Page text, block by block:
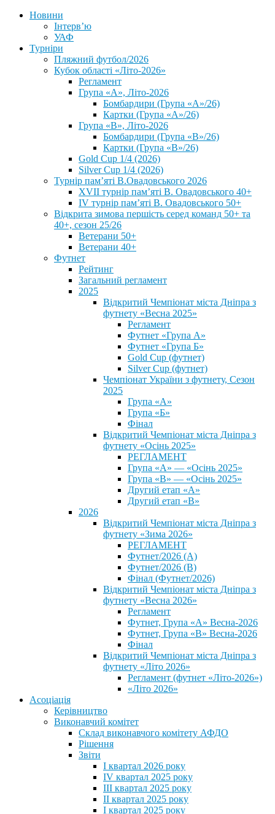
Новини
Інтерв’ю
УАФ
Турніри
Пляжний футбол/2026
Кубок області «Літо-2026»
Регламент
Група «А», Літо-2026
Бомбардири (Група «А»/26)
Картки (Група «А»/26)
Група «В», Літо-2026
Бомбардири (Група «В»/26)
Картки (Група «В»/26)
Gold Cup 1/4 (2026)
Silver Cup 1/4 (2026)
Турнір пам’яті В.Овадовського 2026
XVII турнір пам’яті В. Овадовського 40+
IV турнір пам’яті В. Овадовського 50+
Відкрита зимова першість серед команд 50+ та
40+, сезон 25/26
Ветерани 50+
Ветерани 40+
Футнет
Рейтинг
Загальний регламент
2025
Відкритий Чемпіонат міста Дніпра з
футнету «Весна 2025»
Регламент
Футнет «Група А»
Футнет «Група Б»
Gold Cup (футнет)
Silver Cup (футнет)
Чемпіонат України з футнету, Сезон
2025
Група «А»
Група «Б»
Фінал
Відкритий Чемпіонат міста Дніпра з
футнету «Осінь 2025»
РЕГЛАМЕНТ
Група «А» — «Осінь 2025»
Група «В» — «Осінь 2025»
Другий етап «А»
Другий етап «В»
2026
Відкритий Чемпіонат міста Дніпра з
футнету «Зима 2026»
РЕГЛАМЕНТ
Футнет/2026 (А)
Футнет/2026 (В)
Фінал (Футнет/2026)
Відкритий Чемпіонат міста Дніпра з
футнету «Весна 2026»
Регламент
Футнет, Група «А» Весна-2026
Футнет, Група «В» Весна-2026
Фінал
Відкритий Чемпіонат міста Дніпра з
футнету «Літо 2026»
Регламент (футнет «Літо-2026»)
«Літо 2026»
Асоціація
Керівництво
Виконавчий комітет
Склад виконавчого комітету АФДО
Рішення
Звіти
I квартал 2026 року
IV квартал 2025 року
III квартал 2025 року
II квартал 2025 року
I квартал 2025 року